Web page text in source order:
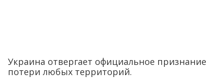
Украина отвергает официальное признание
потери любых территорий.